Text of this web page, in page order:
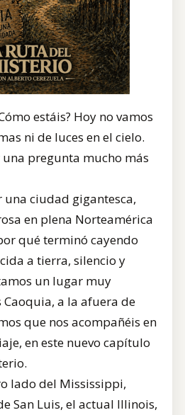
estáis? Hoy no vamos
ni de luces en el cielo.
una pregunta mucho más
una ciudad gigantesca,
en plena Norteamérica
qué terminó cayendo
a tierra, silencio y
un lugar muy
a la afuera de
que nos acompañéis en
en este nuevo capítulo
lado del Mississippi,
San Luis, el actual Illinois,